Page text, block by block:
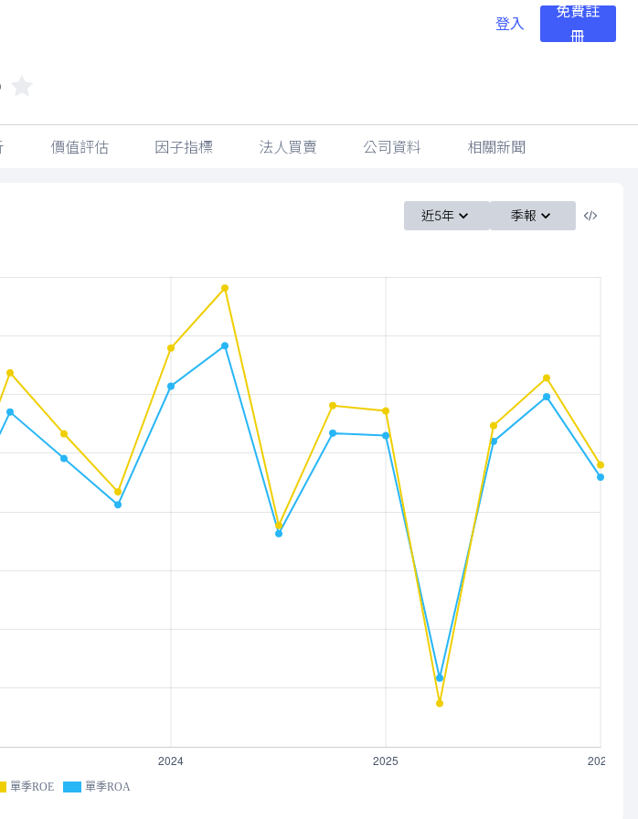
登入
免費註
冊
價值評估 因子指標 法人買賣 公司資料 相關新聞
近5年 季報
單季ROE 單季ROA